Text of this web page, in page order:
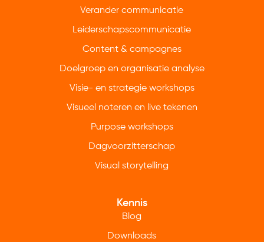
Verander communicatie
Leiderschapscommunicatie
Content & campagnes
Doelgroep en organisatie analyse
Visie- en strategie workshops
Visueel noteren en live tekenen
Purpose workshops
Dagvoorzitterschap
Visual storytelling
Kennis
Blog
Downloads